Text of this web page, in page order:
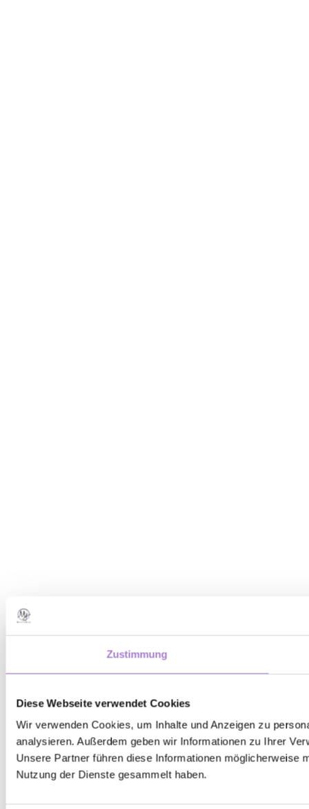
Zustimmung
Diese Webseite verwendet Cookies
Wir verwenden Cookies, um Inhalte und Anzeigen zu
analysieren. Außerdem geben wir Informationen zu Ihrer
Unsere Partner führen diese Informationen möglicherweise
Nutzung der Dienste gesammelt haben.